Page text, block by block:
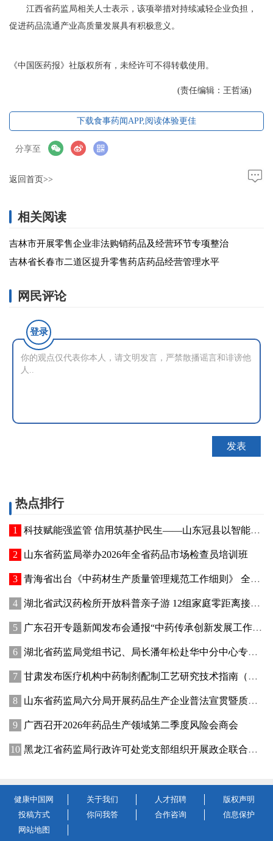
江西省药监局相关人士表示，该项举措对持续减轻企业负担，
促进药品流通产业高质量发展具有积极意义。
《中国医药报》社版权所有，未经许可不得转载使用。
(责任编辑：王哲涵)
下载食事药闻APP,阅读体验更佳
分享至
返回首页>>
相关阅读
吉林市开展零售企业非法购销药品及经营环节专项整治
吉林省长春市二道区提升零售药店药品经营管理水平
网民评论
登录
热点排行
科技赋能强监管 信用筑基护民生——山东冠县以智能管控提质“两定机构”医保服务能力
山东省药监局举办2026年全省药品市场检查员培训班
青海省出台《中药材生产质量管理规范工作细则》 全面强化中药材质量源头管控
湖北省武汉药检所开放科普亲子游 12组家庭零距离接触药品检验
广东召开专题新闻发布会通报“中药传承创新发展工作成效”
湖北省药监局党组书记、局长潘年松赴华中分中心专题调研全面从严治党工作 强调以高质量党建引领药监事业行稳致远
甘肃发布医疗机构中药制剂配制工艺研究技术指南（试行）
山东省药监局六分局开展药品生产企业普法宣贯暨质量管理提升座谈交流活动
广西召开2026年药品生产领域第二季度风险会商会
黑龙江省药监局行政许可处党支部组织开展政企联合主题党日活动
健康中国网 关于我们 人才招聘
版权声明
投稿方式
你问我答 合作咨询
信息保护
网站地图